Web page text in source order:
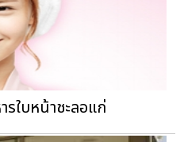
ใบหน้าชะลอแก่